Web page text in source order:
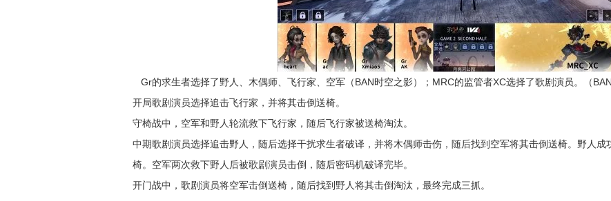
Gr的求生者选择了野人、木偶师、飞行家、空军（BAN时空之影）；MRC的监管者XC选择了歌剧演员。（BAN
开局歌剧演员选择追击飞行家，并将其击倒送椅。
守椅战中，空军和野人轮流救下飞行家，随后飞行家被送椅淘汰。
中期歌剧演员选择追击野人，随后选择干扰求生者破译，并将木偶师击伤，随后找到空军将其击倒送椅。野人
椅。空军两次救下野人后被歌剧演员击倒，随后密码机破译完毕。
开门战中，歌剧演员将空军击倒送椅，随后找到野人将其击倒淘汰，最终完成三抓。